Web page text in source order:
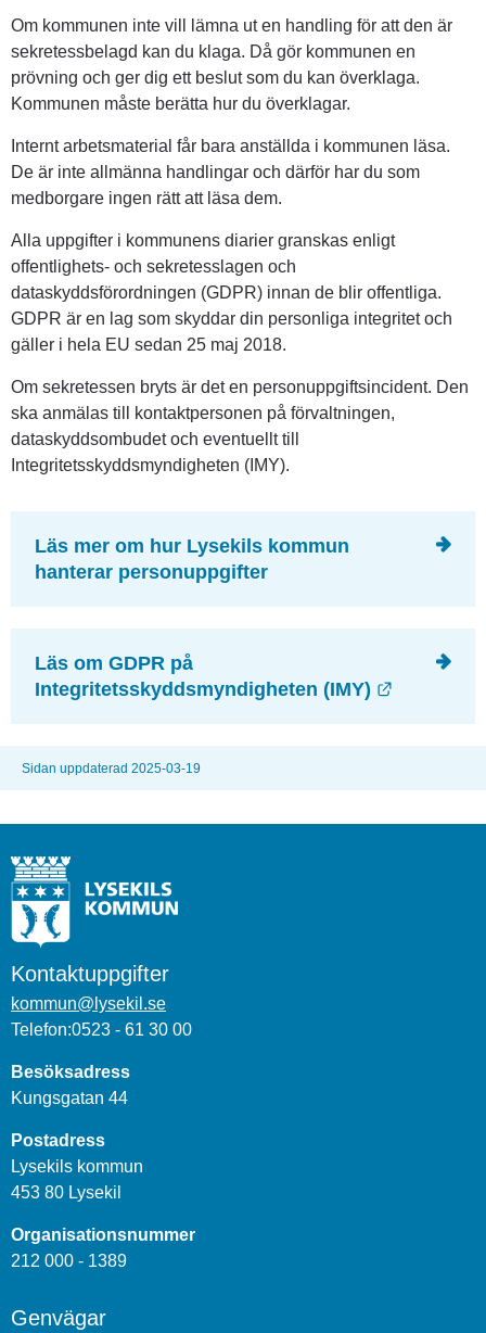
Om kommunen inte vill lämna ut en handling för att den är
sekretessbelagd kan du klaga. Då gör kommunen en
prövning och ger dig ett beslut som du kan överklaga.
Kommunen måste berätta hur du överklagar.
Internt arbetsmaterial får bara anställda i kommunen läsa.
De är inte allmänna handlingar och därför har du som
medborgare ingen rätt att läsa dem.
Alla uppgifter i kommunens diarier granskas enligt
offentlighets- och sekretesslagen och
dataskyddsförordningen (GDPR) innan de blir offentliga.
GDPR är en lag som skyddar din personliga integritet och
gäller i hela EU sedan 25 maj 2018.
Om sekretessen bryts är det en personuppgiftsincident. Den
ska anmälas till kontaktpersonen på förvaltningen,
dataskyddsombudet och eventuellt till
Integritetsskyddsmyndigheten (IMY).
Läs mer om hur Lysekils kommun
hanterar personuppgifter
Läs om GDPR på
Integritetsskyddsmyndigheten (IMY)
Sidan uppdaterad 2025-03-19
Kontaktuppgifter
kommun@lysekil.se
Telefon:0523 - 61 30 00
Besöksadress
Kungsgatan 44
Postadress
Lysekils kommun
453 80 Lysekil
Organisationsnummer
212 000 - 1389
Genvägar